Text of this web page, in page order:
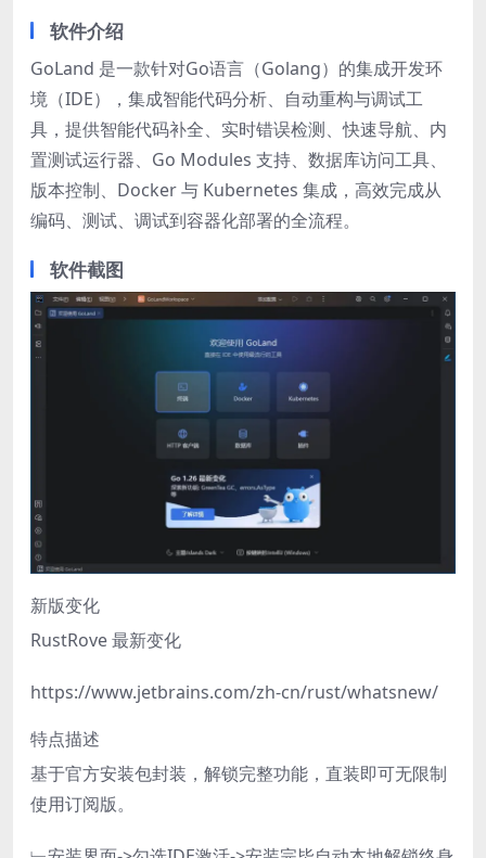
软件介绍
GoLand 是一款针对Go语言（Golang）的集成开发环
境（IDE），集成智能代码分析、自动重构与调试工
具，提供智能代码补全、实时错误检测、快速导航、内
置测试运行器、Go Modules 支持、数据库访问工具、
版本控制、Docker 与 Kubernetes 集成，高效完成从
编码、测试、调试到容器化部署的全流程。
软件截图
新版变化
RustRove 最新变化
https://www.jetbrains.com/zh-cn/rust/whatsnew/
特点描述
基于官方安装包封装，解锁完整功能，直装即可无限制
使用订阅版。